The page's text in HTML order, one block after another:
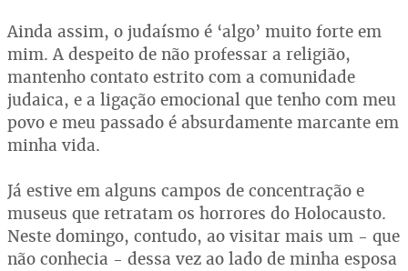
Ainda assim, o judaísmo é ‘algo’ muito forte em
mim. A despeito de não professar a religião,
mantenho contato estrito com a comunidade
judaica, e a ligação emocional que tenho com meu
povo e meu passado é absurdamente marcante em
minha vida.
Já estive em alguns campos de concentração e
museus que retratam os horrores do Holocausto.
Neste domingo, contudo, ao visitar mais um - que
não conhecia - dessa vez ao lado de minha esposa